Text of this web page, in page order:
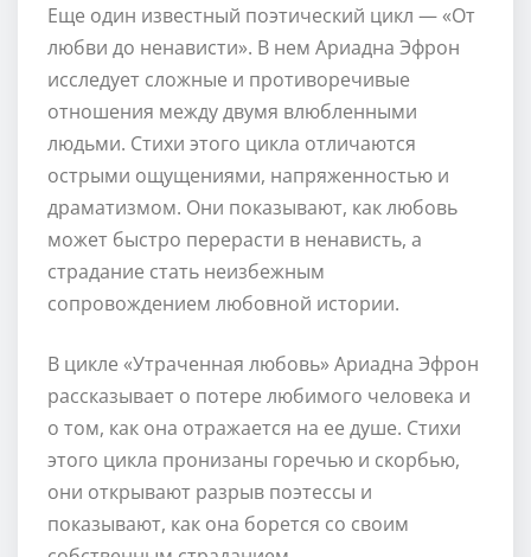
Еще один известный поэтический цикл — «От
любви до ненависти». В нем Ариадна Эфрон
исследует сложные и противоречивые
отношения между двумя влюбленными
людьми. Стихи этого цикла отличаются
острыми ощущениями, напряженностью и
драматизмом. Они показывают, как любовь
может быстро перерасти в ненависть, а
страдание стать неизбежным
сопровождением любовной истории.
В цикле «Утраченная любовь» Ариадна Эфрон
рассказывает о потере любимого человека и
о том, как она отражается на ее душе. Стихи
этого цикла пронизаны горечью и скорбью,
они открывают разрыв поэтессы и
показывают, как она борется со своим